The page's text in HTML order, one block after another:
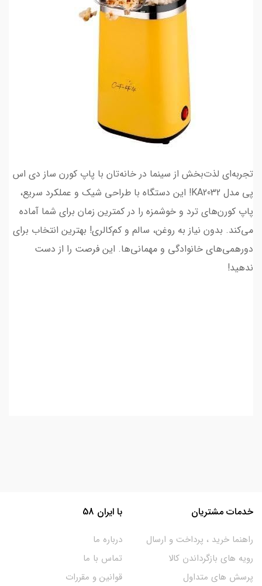
تجربه‌ای لذت‌بخش از سینما در خانه‌تان با پاپ کورن ساز دی اس
پی مدل KA2032! این دستگاه با طراحی شیک و عملکرد سریع،
پاپ کورن‌های ترد و خوشمزه را در کمترین زمان برای شما آماده
می‌کند. بدون نیاز به روغن، سالم و کم‌کالری! بهترین انتخاب برای
دورهمی‌های خانوادگی و مهمانی‌ها. این فرصت را از دست
ندهید!
خدمات مشتریان
راهنما خرید ، پرداخت و ارسال
رویه های بازگرداندن کالا
پرسش های متداول
با ایران 58
درباره ما
تماس با ما
قوانین و مقررات